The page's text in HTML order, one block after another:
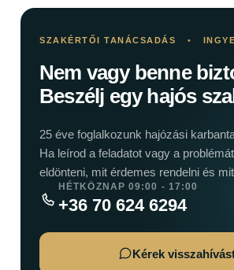
SZAKÉRTŐI TANÁCSADÁS •
Nem vagy benne
Beszélj egy hajós
25 éve foglalkozunk hajózási
Ha leírod a feladatot vagy a
eldönteni, mit érdemes rendelni és
HÉTKÖZNAP 09:00 - 17:00
+36 70 624 6294
Kérek